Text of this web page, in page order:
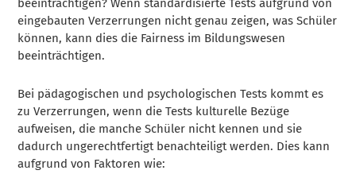
beeinträchtigen? Wenn standardisierte Tests aufgrund von
eingebauten Verzerrungen nicht genau zeigen, was Schüler
können, kann dies die Fairness im Bildungswesen
beeinträchtigen.
Bei pädagogischen und psychologischen Tests kommt es
zu Verzerrungen, wenn die Tests kulturelle Bezüge
aufweisen, die manche Schüler nicht kennen und sie
dadurch ungerechtfertigt benachteiligt werden. Dies kann
aufgrund von Faktoren wie: